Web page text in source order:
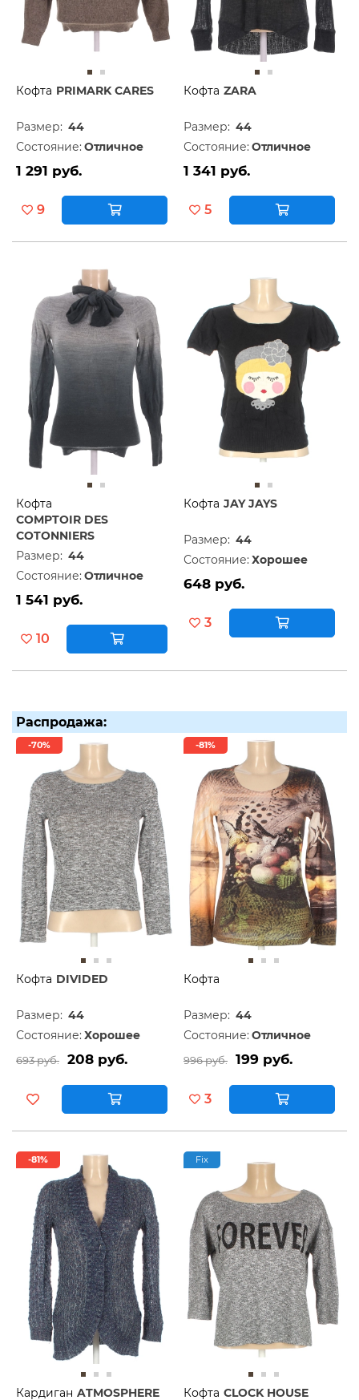
Кофта PRIMARK CARES
Размер: 44
Состояние: Отличное
1 291 руб.
9
Кофта ZARA
Размер: 44
Состояние: Отличное
1 341 руб.
5
Кофта
COMPTOIR DES
COTONNIERS
Размер: 44
Состояние: Отличное
1 541 руб.
10
Кофта JAY JAYS
Размер: 44
Состояние: Хорошее
648 руб.
3
Распродажа:
-70%
Кофта DIVIDED
Размер: 44
Состояние: Хорошее
693 руб. 208 руб.
-81%
Кофта
Размер: 44
Состояние: Отличное
996 руб. 199 руб.
3
-81%
Кардиган ATMOSPHERE
Fix
Кофта CLOCK HOUSE